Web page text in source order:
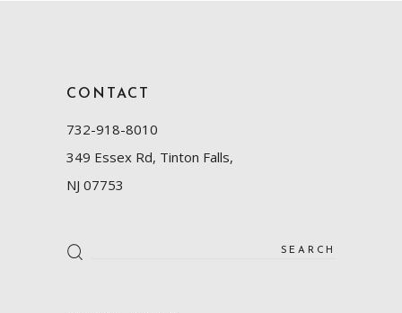
CONTACT
732-918-8010
349 Essex Rd, Tinton Falls,
NJ 07753